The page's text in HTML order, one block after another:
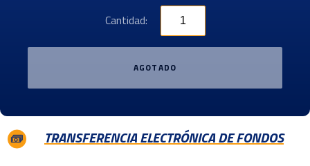
Cantidad:
AGOTADO
TRANSFERENCIA ELECTRÓNICA DE FONDOS